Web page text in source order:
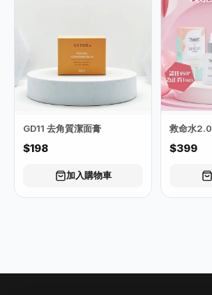
GD11 去角質潔面膏
$198
加入購物車
救命水2.0
$399